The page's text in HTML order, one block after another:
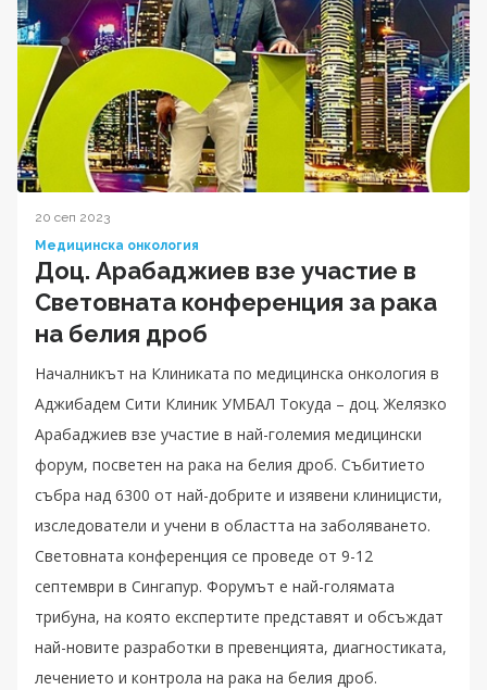
20 сеп 2023
Медицинска онкология
Доц. Арабаджиев взе участие в
Световната конференция за рака
на белия дроб
Началникът на Клиниката по медицинска онкология в
Аджибадем Сити Клиник УМБАЛ Токуда – доц. Желязко
Арабаджиев взе участие в най-големия медицински
форум, посветен на рака на белия дроб. Събитието
събра над 6300 от най-добрите и изявени клиницисти,
изследователи и учени в областта на заболяването.
Световната конференция се проведе от 9-12
септември в Сингапур. Форумът е най-голямата
трибуна, на която експертите представят и обсъждат
най-новите разработки в превенцията, диагностиката,
лечението и контрола на рака на белия дроб.